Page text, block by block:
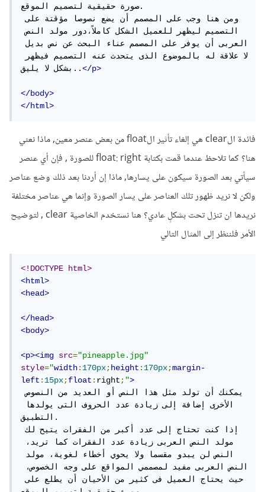
صورة حقيقية لتصميم الموقع.
ومن هنا وجب على المصمم أن يضع نصوصا مؤقتة على
التصميم ليظهر للعميل الشكل كاملاً،دور مولد النص
العربى أن يوفر على المصمم عناء البحث عن نص بديل
بشكل لا يليق..</p>
</body>
</html>
فائدة الclear هي إلغاء تأثير الfloat من بعض عنصر معين, ماذا نعني
هنا؟ كما تلاحظ عندما قمت بكتابة float: right للصورة , فإن أي عنصر
سيأتي بعد الصورة سيكون على يسارها, ماذا إن أردنا بعد ذلك وضع عناصر
ولكن لا نريد ظهور تلك العناصر على يسار الصورة وإنما هي عناصر مختلفة
نريدها ان تنزل تحت بشكلٍ عادي؟ هنا نستخدم الخاصية clear , لتوضيح
الأمر فلننظر إلى المثال التالي
<!DOCTYPE html>
<html>
<head>
</head>
<body>
<p><img src="pineapple.jpg"
style="width:170px;height:170px;margin-
left:15px;float:right;">
يمكنك أن تولد مثل هذا النص أو العديد من النصوص
التطبيق.
إذا كنت تحتاج إلى عدد أكبر من الفقرات يتيح لك
مولد النص العربى زيادة عدد الفقرات كما تريد،
النص لن يبدو مقسما ولا يحوي أخطاء لغوية، مولد
النص العربى مفيد لمصممي المواقع على وجه الخصوص،
حيث يحتاج العميل فى كثير من الأحيان أن يطلع على